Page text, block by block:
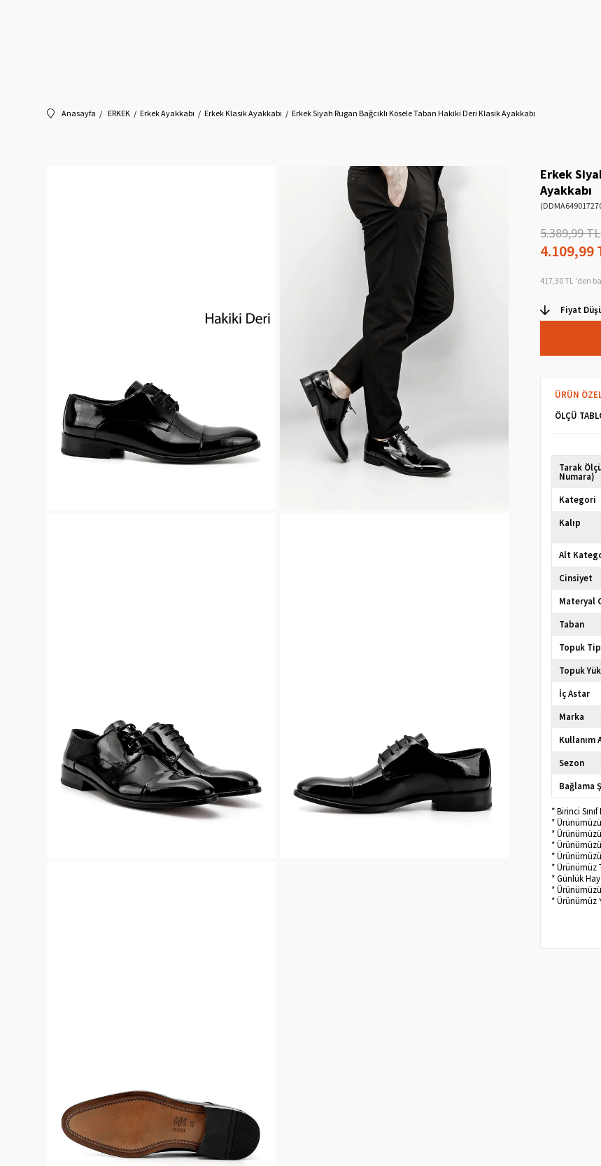
Anasayfa ERKEK Erkek Ayakkabı Erkek Klasik Ayakkabı Erkek Siyah Rugan Bağcıklı Kösele Taban Hakiki Deri Klasik Ayakkabı
Erkek
Ayakkabı
5.389,99 TL
4.109,99
417,30 TL 'den
Fiyat
ÜRÜN
ÖLÇÜ
Tarak
Numara)
Kategori
Kalıp
Alt
Cinsiyet
Materyal
Taban
Topuk
Topuk
İç Astar
Marka
Kullanım
Sezon
Bağlama
* Birinci
*
*
*
*
* Ürünümüz
* Günlük
*
* Ürünümüz